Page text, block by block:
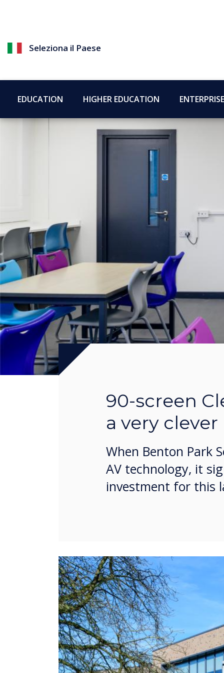
Seleziona il Paese
EDUCATION HIGHER EDUCATION ENTERPRISE
90-screen
a very
When Benton Park
AV technology, it
investment for this